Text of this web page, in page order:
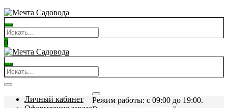
0
Личный кабинет
Режим работы: c 09:00 до 19:00.